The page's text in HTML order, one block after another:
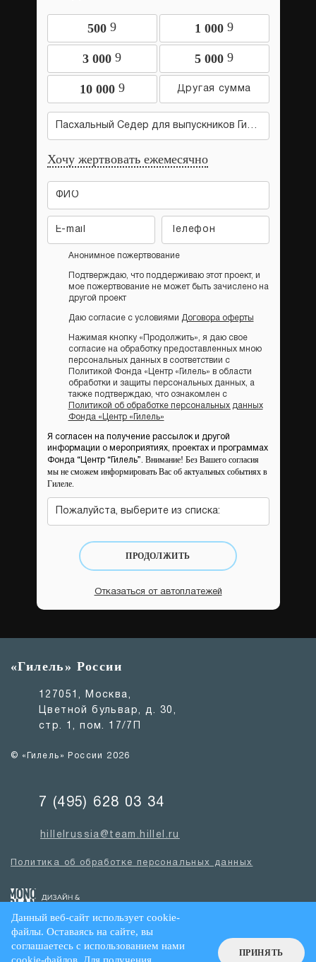
500 9 1 000 9
3 000 9 5 000 9
10 000 9
Пасхальный Седер для выпускников Гилеля
Хочу жертвовать ежемесячно
Анонимное пожертвование
Подтверждаю, что поддерживаю этот проект, и
мое пожертвование не может быть зачислено на
другой проект
Даю согласие с условиями Договора оферты
Нажимая кнопку «Продолжить», я даю свое
согласие на обработку предоставленных мною
персональных данных в соответствии с
Политикой Фонда «Центр «Гилель» в области
обработки и защиты персональных данных, а
также подтверждаю, что ознакомлен с
Политикой об обработке персональных данных
Фонда «Центр «Гилель»
Я согласен на получение рассылок и другой
информации о мероприятиях, проектах и программах
Фонда “Центр “Гилель”. Внимание! Без Вашего согласия
мы не сможем информировать Вас об актуальных событиях в
Гилеле.
Пожалуйста, выберите из списка:
ПРОДОЛЖИТЬ
Отказаться от автоплатежей
«Гилель» России
127051, Москва,
Цветной бульвар, д. 30,
стр. 1, пом. 17/7П
© «Гилель» России 2026
7 (495) 628 03 34
hillelrussia@team.hillel.ru
Политика об обработке персональных данных
Данный веб-сайт использует cookie-
файлы. Оставаясь на сайте, вы
соглашаетесь с использованием нами
ПРИНЯТЬ